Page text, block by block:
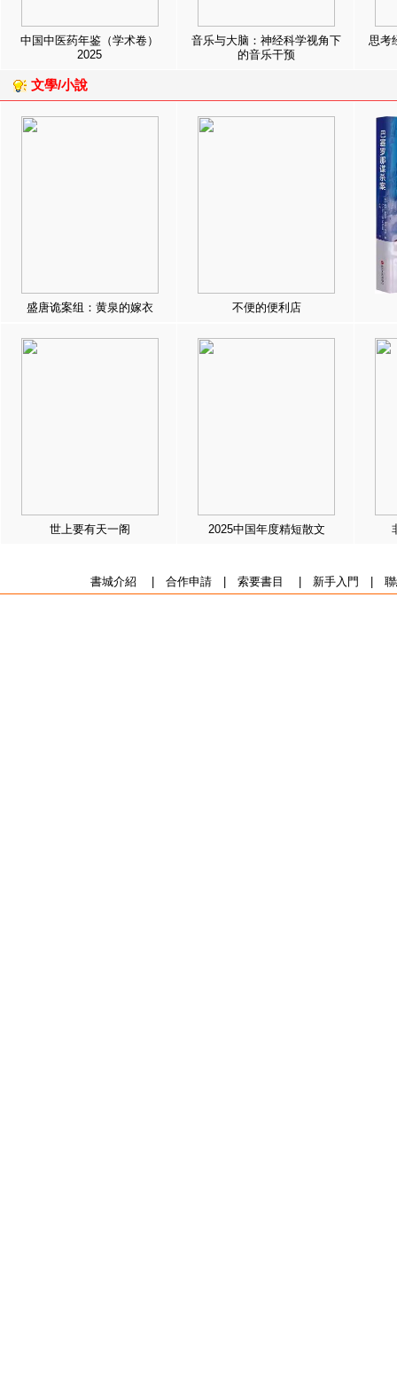
中国中医药年鉴（学术卷）
2025
音乐与大脑：神经科学视角下
的音乐干预
思考
文學/小說
盛唐诡案组：黄泉的嫁衣 不便的便利店
世上要有天一阁 2025中国年度精短散文
書城介紹 合作申請| 索要書目 新手入門